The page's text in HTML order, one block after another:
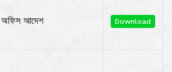
অফিস আদেশ Download